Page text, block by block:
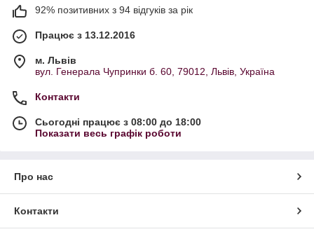
92% позитивних з 94 відгуків за рік
Працює з 13.12.2016
м. Львів
вул. Генерала Чупринки б. 60, 79012, Львів, Україна
Контакти
Сьогодні працює з 08:00 до 18:00
Показати весь графік роботи
Про нас
Контакти